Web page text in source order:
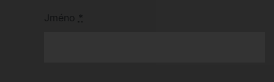
Jméno *